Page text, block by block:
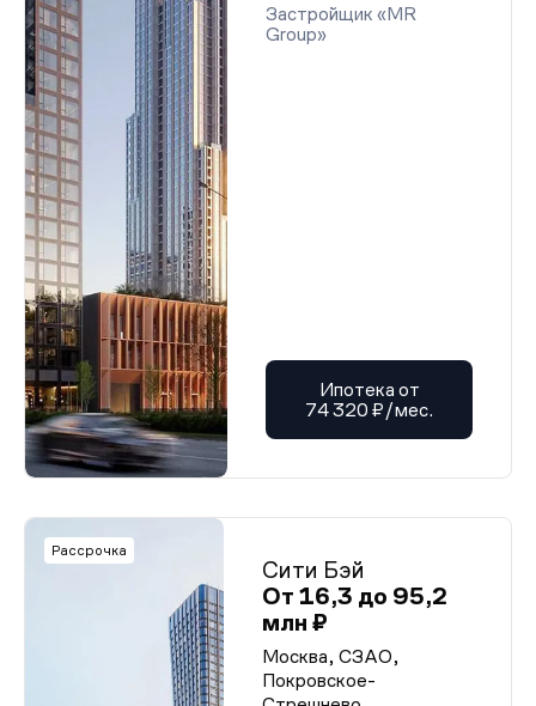
Застройщик «MR
Group»
Ипотека от
74 320 ₽/мес.
Рассрочка
Сити Бэй
От 16,3 до 95,2
млн ₽
Москва, СЗАО,
Покровское-